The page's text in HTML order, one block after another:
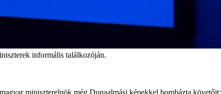
informális találkozóján.
miniszterelnök még Dunaalmási képekkel bombázta követőit: